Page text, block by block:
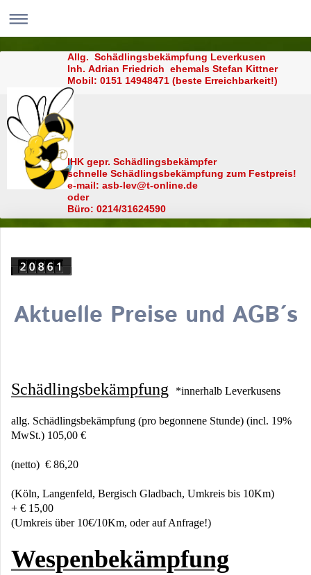
Allg. Schädlingsbekämpfung Leverkusen
Inh. Adrian Friedrich ehemals Stefan Kittner
Mobil: 0151 14948471 (beste Erreichbarkeit!)
IHK gepr. Schädlingsbekämpfer
schnelle Schädlingsbekämpfung zum Festpreis!
e-mail: asb-lev@t-online.de
oder
Büro: 0214/31624590
Aktuelle Preise und AGB´s
Schädlingsbekämpfung *innerhalb Leverkusens
allg. Schädlingsbekämpfung (pro begonnene Stunde) (incl. 19%
MwSt.) 105,00 €
(netto) € 86,20
(Köln, Langenfeld, Bergisch Gladbach, Umkreis bis 10Km)
+ € 15,00
(Umkreis über 10€/10Km, oder auf Anfrage!)
Wespenbekämpfung